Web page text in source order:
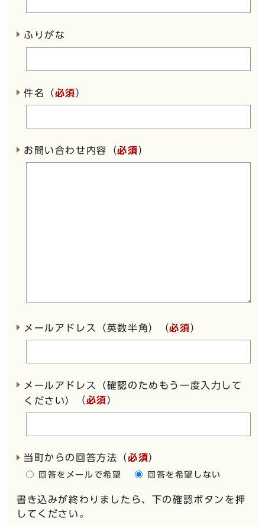
ふりがな
件名（必須）
お問い合わせ内容（必須）
メールアドレス（英数半角）（必須）
メールアドレス（確認のためもう一度入力して
ください）
（必須）
当町からの回答方法 （必須）
回答をメールで希望 回答を希望しない
書き込みが終わりましたら、下の確認ボタンを押
してください。